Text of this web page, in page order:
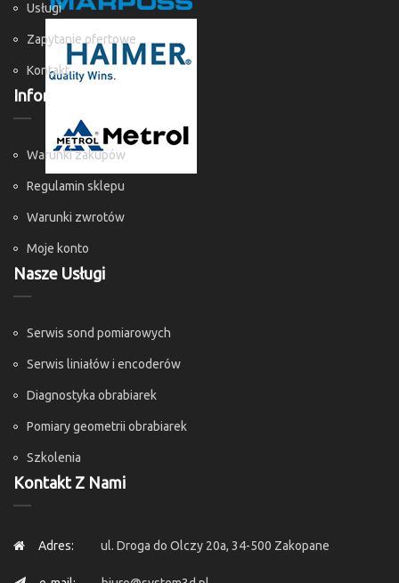
Usługi
Zapytanie ofertowe
Kontakt
Informacje
Warunki zakupów
Regulamin sklepu
Warunki zwrotów
Moje konto
Nasze Usługi
Serwis sond pomiarowych
Serwis liniałów i encoderów
Diagnostyka obrabiarek
Pomiary geometrii obrabiarek
Szkolenia
Kontakt Z Nami
Adres: ul. Droga do Olczy 20a, 34-500 Zakopane